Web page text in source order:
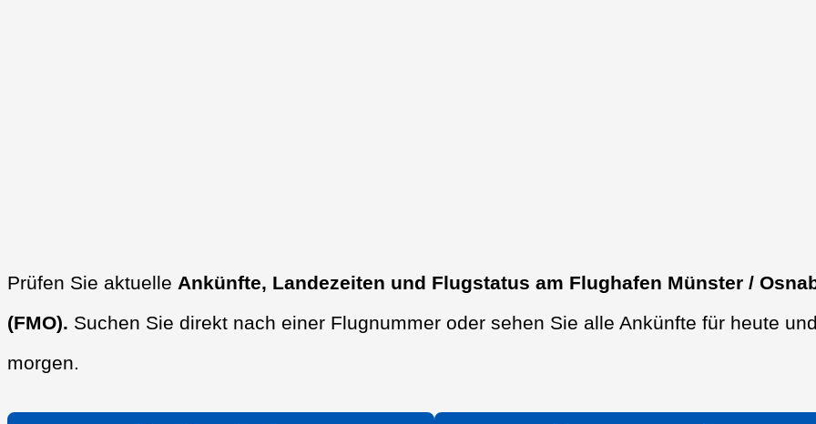
Prüfen Sie aktuelle Ankünfte, Landezeiten und Flugstatus am Flughafen Münster /
(FMO). Suchen Sie direkt nach einer Flugnummer oder sehen Sie alle Ankünfte für heute
morgen.